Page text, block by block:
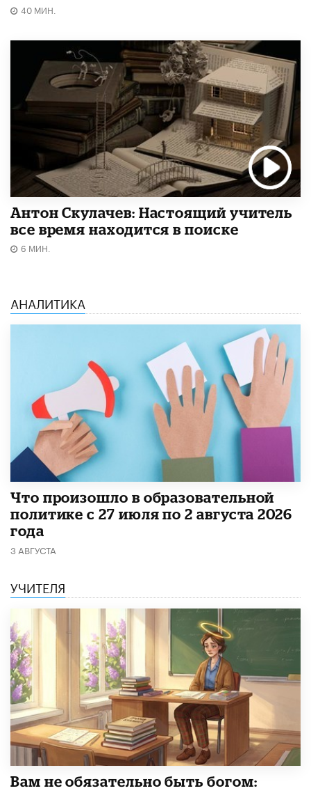
40 МИН.
Антон Скулачев: Настоящий учитель
все время находится в поиске
6 МИН.
АНАЛИТИКА
​Что произошло в образовательной
политике с 27 июля по 2 августа 2026
года
3 АВГУСТА
УЧИТЕЛЯ
​Вам не обязательно быть богом: